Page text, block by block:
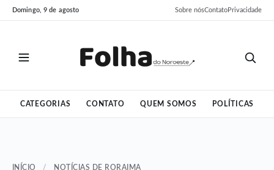
Pular
para
Pular
para
Domingo, 9 de agosto Sobre nósContatoPrivacidade
CATEGORIAS CONTATO QUEM SOMOS POLÍTICAS
INÍCIO / NOTÍCIAS DE RORAIMA